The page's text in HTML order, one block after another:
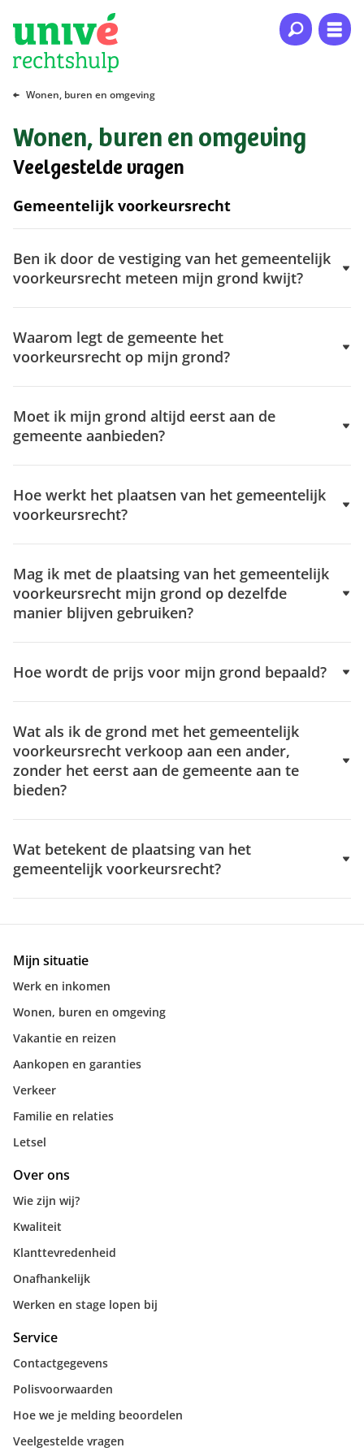
Naar hoofdinhoud
Naar hoofdnavigatie
Naar footer
Wonen, buren en omgeving
Wonen, buren en omgeving
Veelgestelde vragen
Gemeentelijk voorkeursrecht
Ben ik door de vestiging van het gemeentelijk
voorkeursrecht meteen mijn grond kwijt?
Waarom legt de gemeente het
voorkeursrecht op mijn grond?
Moet ik mijn grond altijd eerst aan de
gemeente aanbieden?
Hoe werkt het plaatsen van het gemeentelijk
voorkeursrecht?
Mag ik met de plaatsing van het gemeentelijk
voorkeursrecht mijn grond op dezelfde
manier blijven gebruiken?
Hoe wordt de prijs voor mijn grond bepaald?
Wat als ik de grond met het gemeentelijk
voorkeursrecht verkoop aan een ander,
zonder het eerst aan de gemeente aan te
bieden?
Wat betekent de plaatsing van het
gemeentelijk voorkeursrecht?
Mijn situatie
Werk en inkomen
Wonen, buren en omgeving
Vakantie en reizen
Aankopen en garanties
Verkeer
Familie en relaties
Letsel
Over ons
Wie zijn wij?
Kwaliteit
Klanttevredenheid
Onafhankelijk
Werken en stage lopen bij
Service
Contactgegevens
Polisvoorwaarden
Hoe we je melding beoordelen
Veelgestelde vragen